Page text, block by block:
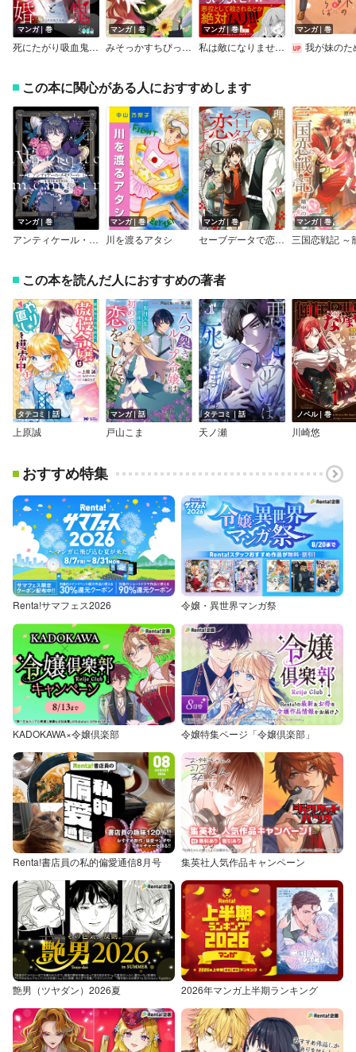
マンガ｜巻
死にたがり吸血鬼と偽り婚～令嬢の執事は相思相愛じゃないと殺せない～【合本版】
マンガ｜巻
みそっかすちびっ子転生王女は死にたくない！
マンガ｜巻
私は敵になりません！ 悪の魔術師に転生したけど、死ぬのはごめんなのでシナリオに逆らって生き延びます
マンガ｜巻
我が妹のためならば【電子限定特典
この本に関心がある人におすすめします
マンガ｜巻
アンティケール・メモワール～曰く憑き取扱骨董品店～
マンガ｜巻
川を渡るアタシ
マンガ｜巻
セーブデータで恋をしてみた
マンガ｜巻
この本を読んだ人におすすめの著者
タテコミ｜話
上原誠
マンガ｜話
戸山こま
タテコミ｜話
天ノ瀬
ノベル｜巻
川崎悠
おすすめ特集
Renta!サマフェス2026 令嬢・異世界マンガ祭
KADOKAWA×令嬢倶楽部 令嬢特集ページ「令嬢倶楽部」
Renta!書店員の私的偏愛通信8月号 集英社人気作品キャンペーン
艶男（ツヤダン）2026夏 2026年マンガ上半期ランキング